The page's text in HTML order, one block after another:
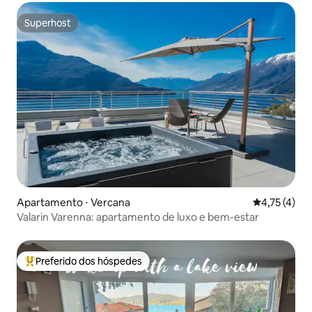
Superhost
Superhost
Apartamento ⋅ Vercana 4,75 de
4,75 (4)
Valarin Varenna: apartamento de luxo e bem-estar
Entre os melhores preferidos dos hóspedes
Preferido dos hóspedes